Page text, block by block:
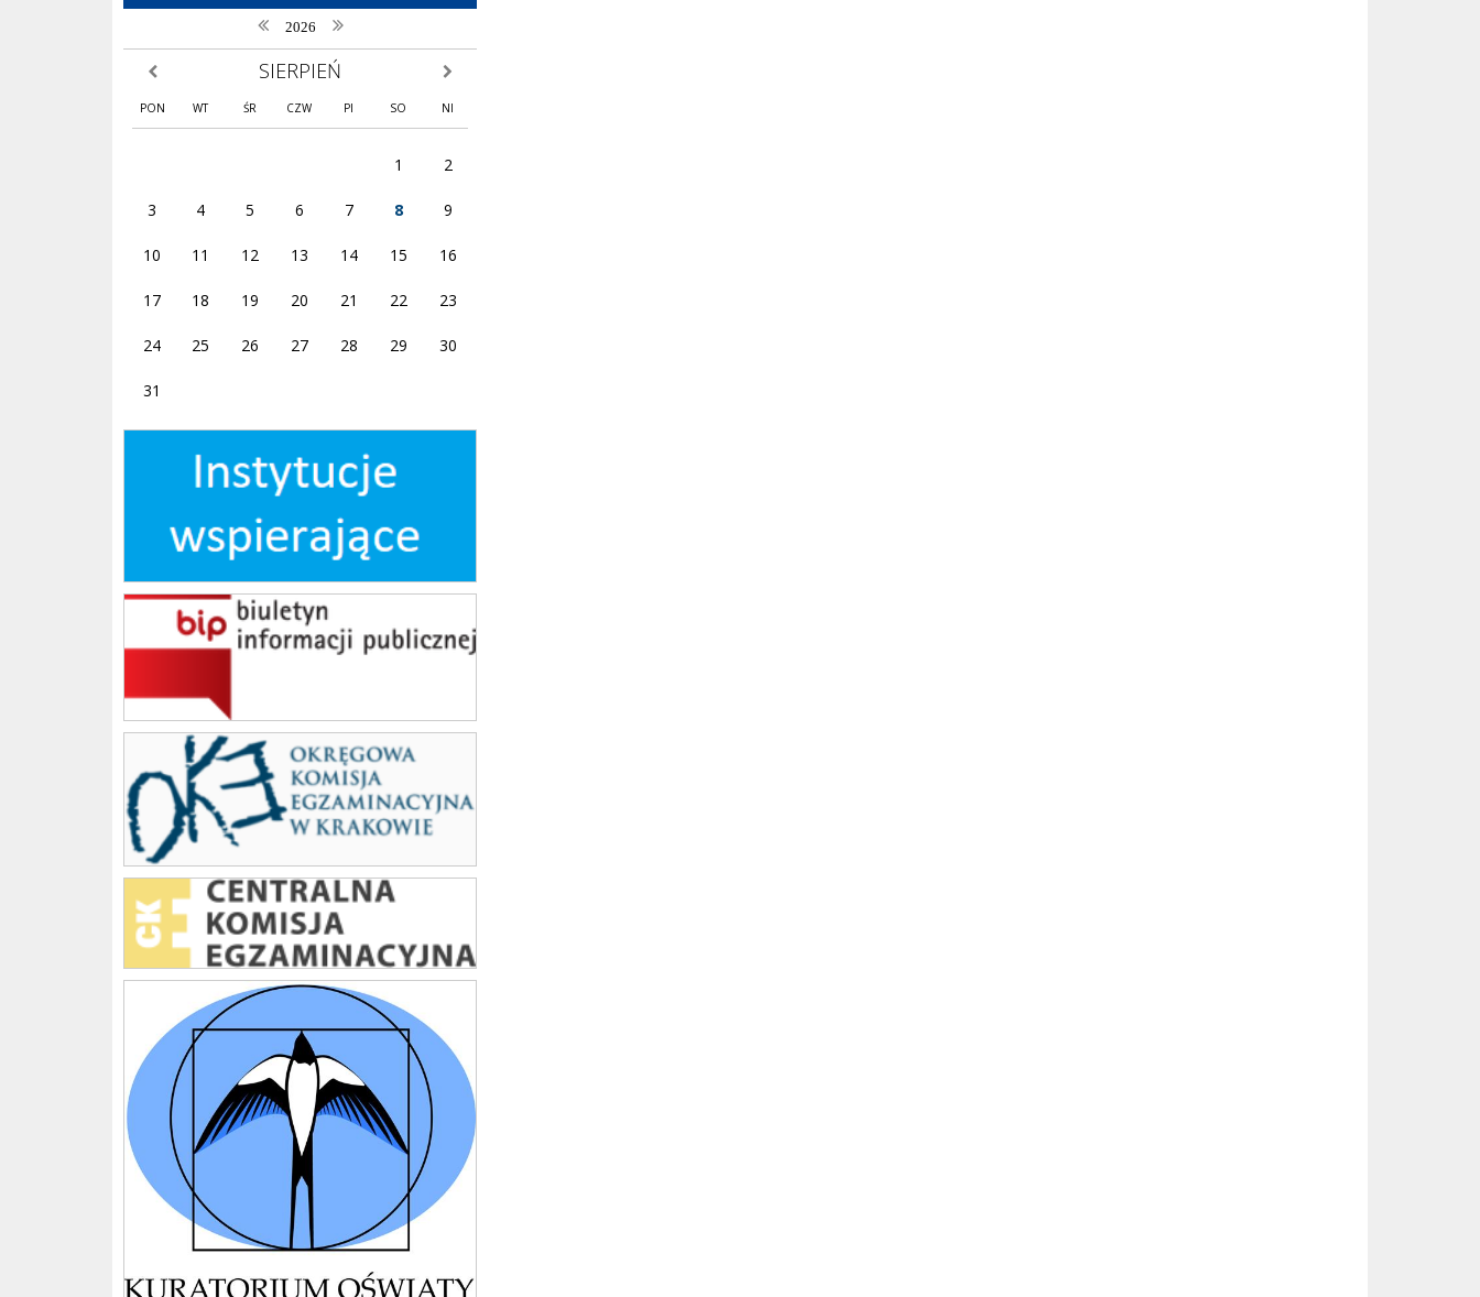
poprzedni rok
2026 następny rok
poprzedni miesiąc SIERPIEŃ następny miesiąc
PON WT ŚR CZW PI SO NI
1 2
3 4 5 6 7 8 9
10 11 12 13 14 15 16
17 18 19 20 21 22 23
24 25 26 27 28 29 30
31
Instytucje wspierające
bip
OKE
kuratorium